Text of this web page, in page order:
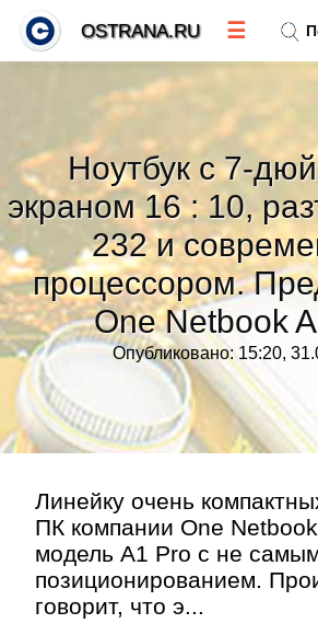
Ноутбук с 7-
экраном 16 : 10,
232 и
процессором.
One Netbook
Опубликовано: 15:20,
Линейку очень
ПК компании One
модель A1 Pro с не
позиционированием.
говорит, что э...
OSTRANA.RU ☰
Тренды новостей»
Рубрики»
Правила»
Контакт